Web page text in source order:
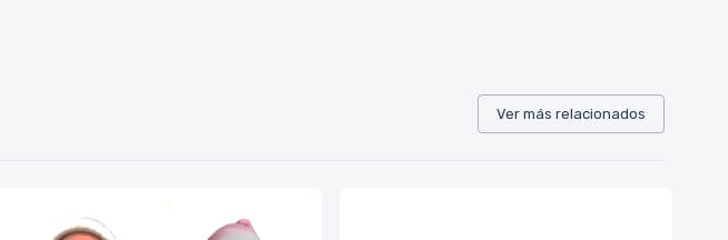
Ver más relacionados